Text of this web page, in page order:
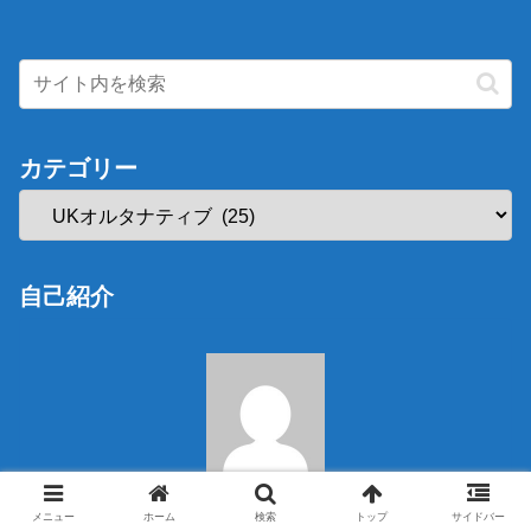
カテゴリー
自己紹介
TURBOKID
メニュー ホーム 検索 トップ サイドバー